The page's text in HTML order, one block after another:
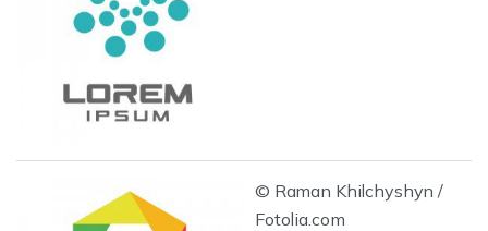
© Raman Khilchyshyn /
Fotolia.com